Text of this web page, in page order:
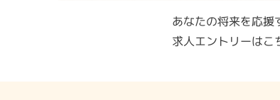
あなたの将来を応援
求人エントリーはこ